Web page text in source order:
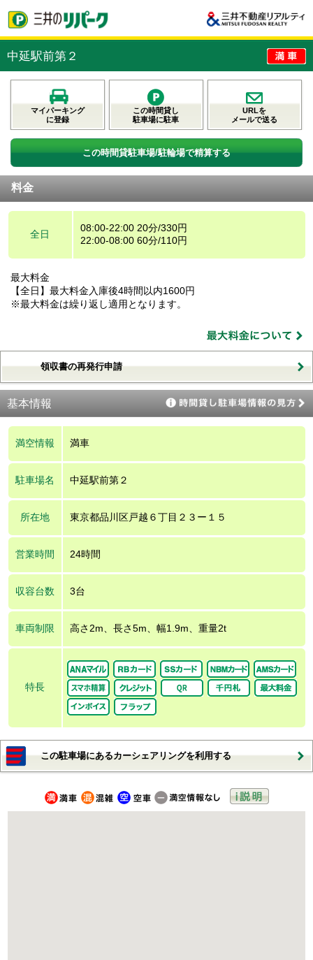
中延駅前第２
マイパーキング
に登録
この時間貸し
駐車場に駐車
URLを
メールで送る
この時間貸駐車場/駐輪場で精算する
料金
全日
08:00-22:00 20分/330円
22:00-08:00 60分/110円
最大料金
【全日】最大料金入庫後4時間以内1600円
※最大料金は繰り返し適用となります。
領収書の再発行申請
基本情報
満空情報 満車
駐車場名 中延駅前第２
所在地 東京都品川区戸越６丁目２３ー１５
営業時間 24時間
収容台数 3台
車両制限 高さ2m、長さ5m、幅1.9m、重量2t
特長
この駐車場にあるカーシェアリングを利用する